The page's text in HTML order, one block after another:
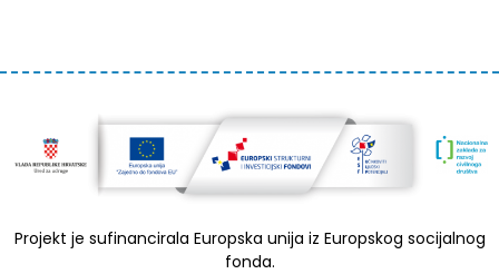
Projekt je sufinancirala Europska unija iz Europskog socijalnog
fonda.